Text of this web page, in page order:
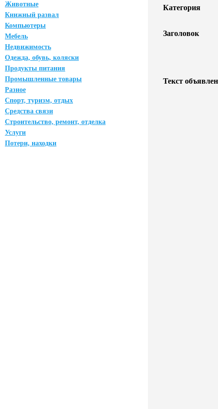
Животные
Книжный развал
Компьютеры
Мебель
Недвижимость
Одежда, обувь, коляски
Продукты питания
Промышленные товары
Разное
Спорт, туризм, отдых
Средства связи
Строительство, ремонт, отделка
Услуги
Потери, находки
Категория
Заголовок
Текст